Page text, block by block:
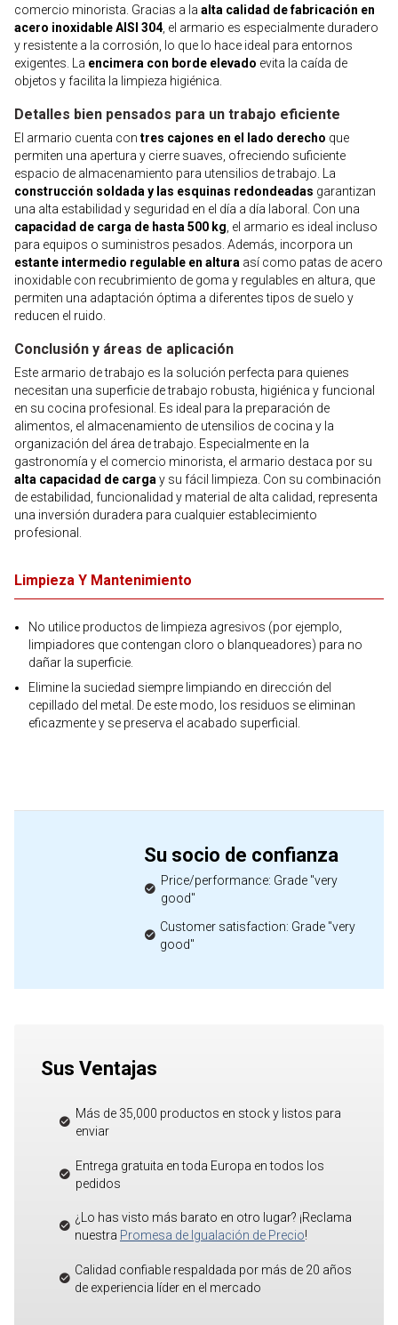
comercio minorista. Gracias a la alta calidad de fabricación en
acero inoxidable AISI 304, el armario es especialmente duradero
y resistente a la corrosión, lo que lo hace ideal para entornos
exigentes. La encimera con borde elevado evita la caída de
objetos y facilita la limpieza higiénica.
Detalles bien pensados para un trabajo eficiente
El armario cuenta con tres cajones en el lado derecho que
permiten una apertura y cierre suaves, ofreciendo suficiente
espacio de almacenamiento para utensilios de trabajo. La
construcción soldada y las esquinas redondeadas garantizan
una alta estabilidad y seguridad en el día a día laboral. Con una
capacidad de carga de hasta 500 kg , el armario es ideal incluso
para equipos o suministros pesados. Además, incorpora un
estante intermedio regulable en altura así como patas de acero
inoxidable con recubrimiento de goma y regulables en altura, que
permiten una adaptación óptima a diferentes tipos de suelo y
reducen el ruido.
Conclusión y áreas de aplicación
Este armario de trabajo es la solución perfecta para quienes
necesitan una superficie de trabajo robusta, higiénica y funcional
en su cocina profesional. Es ideal para la preparación de
alimentos, el almacenamiento de utensilios de cocina y la
organización del área de trabajo. Especialmente en la
gastronomía y el comercio minorista, el armario destaca por su
alta capacidad de carga y su fácil limpieza. Con su combinación
de estabilidad, funcionalidad y material de alta calidad, representa
una inversión duradera para cualquier establecimiento
profesional.
Limpieza Y Mantenimiento
No utilice productos de limpieza agresivos (por ejemplo,
limpiadores que contengan cloro o blanqueadores) para no
dañar la superficie.
Elimine la suciedad siempre limpiando en dirección del
cepillado del metal. De este modo, los residuos se eliminan
eficazmente y se preserva el acabado superficial.
Su socio de confianza
Price/performance: Grade "very
good"
Customer satisfaction: Grade "very
good"
Sus Ventajas
Más de 35,000 productos en stock y listos para
enviar
Entrega gratuita en toda Europa en todos los
pedidos
¿Lo has visto más barato en otro lugar? ¡Reclama
nuestra Promesa de Igualación de Precio!
Calidad confiable respaldada por más de 20 años
de experiencia líder en el mercado